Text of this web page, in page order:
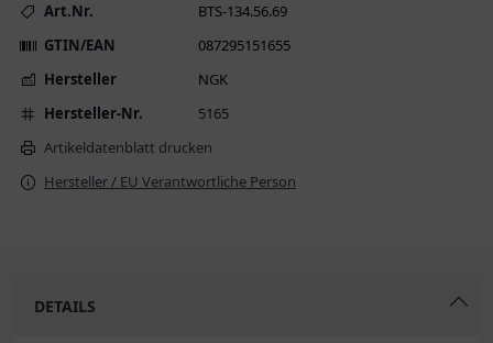
Art.Nr.
BTS-134.56.69
GTIN/EAN
087295151655
Hersteller
NGK
Hersteller-Nr.
5165
Artikeldatenblatt drucken
Hersteller / EU Verantwortliche Person
DETAILS